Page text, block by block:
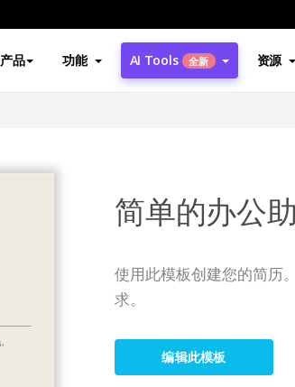
产品 功能 AI Tools 全新 资源
简单的办公
使用此模板创建您的简历
求。
编辑此模板